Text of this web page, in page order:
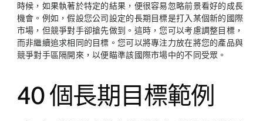
時候，如果執著於特定的結果，便很容易忽略前景看好的成長
機會。例如，假設您公司設定的長期目標是打入某個新的國際
市場，但競爭對手卻搶先做到。這時，您可以考慮調整目標，
而非繼續追求相同的目標。您可以將專注力放在將您的產品與
競爭對手區隔開來，以便瞄準該國際市場中的不同受眾。
40 個長期目標範例